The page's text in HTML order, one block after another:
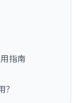
指南